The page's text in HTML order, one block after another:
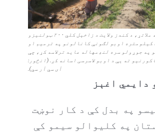
د آی سي آر سي په ملاتړ، د کندز ولایت د زاخېل کلي ۲۰۰ ټولنیزو
کارګرانو د ۸.۵ کیلومتره اوبو لګونې کانالونو په ترمیم او
په جوړولو سره لنډمهاله عاید ترلاسه کړ، چې
شاوخوا ۵۰۰۰ کورنیو ته یې د اوبو لاسرسی اسانه کړ. (انځور:
آی سي آر سي).
دایمي اغېز
په بدل کې د کار نوښت
په کلیوالو سیمو کې